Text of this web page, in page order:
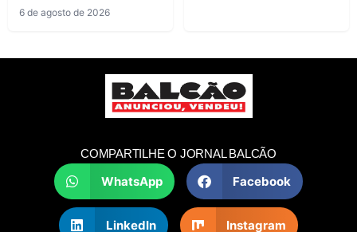
6 de agosto de 2026
COMPARTILHE O JORNAL BALCÃO
WhatsApp Facebook
LinkedIn Instagram